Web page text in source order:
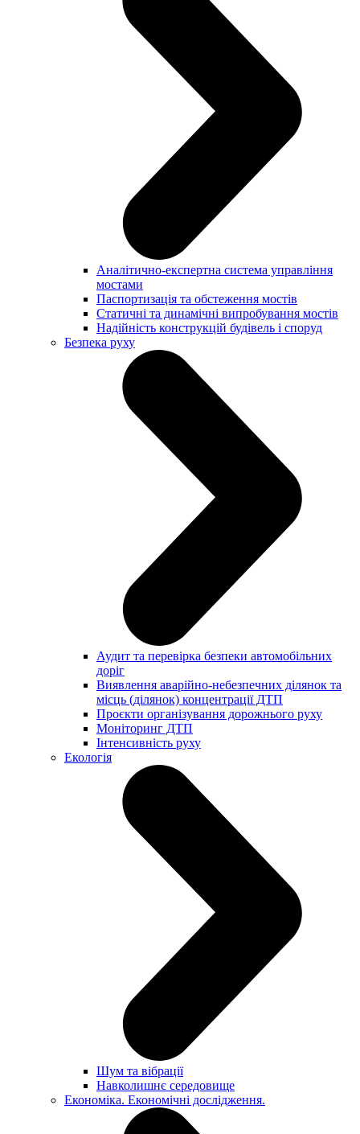
Аналітично-експертна система управління
мостами
Паспортизація та обстеження мостів
Статичні та динамічні випробування мостів
Надійність конструкцій будівель і споруд
Безпека руху
Аудит та перевірка безпеки автомобільних
доріг
Виявлення аварійно-небезпечних ділянок та
місць (ділянок) концентрації ДТП
Проєкти організування дорожнього руху
Моніторинг ДТП
Інтенсивність руху
Екологія
Шум та вібрації
Навколишнє середовище
Економіка. Економічні дослідження.